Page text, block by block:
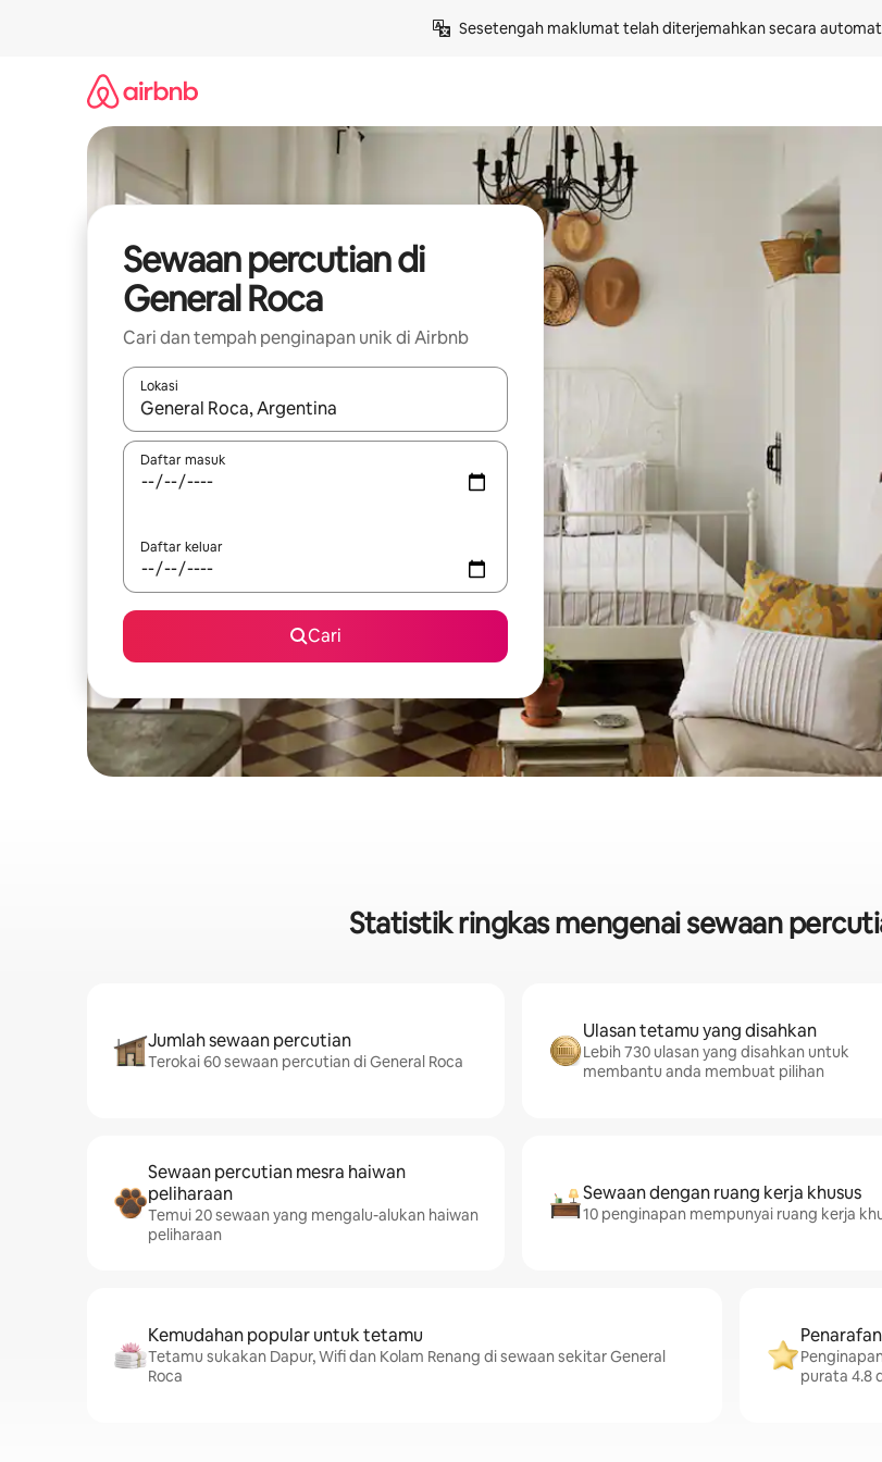
Sesetengah maklumat telah diterjemahkan secara
Sewaan percutian di
General Roca
Cari dan tempah penginapan unik di Airbnb
Lokasi
Apabila hasil tersedia, navigasi dengan kekunci anak panah atas dan bawah atau teroka dengan
Daftar masuk
Daftar keluar
Cari
Statistik ringkas mengenai sewaan
Jumlah sewaan percutian
Terokai 60 sewaan percutian di General Roca
Ulasan tetamu yang disahkan
Lebih 730 ulasan yang disahkan untuk
membantu anda membuat pilihan
Sewaan percutian mesra haiwan
peliharaan
Temui 20 sewaan yang mengalu-alukan haiwan
peliharaan
Sewaan dengan ruang kerja khusus
10 penginapan mempunyai ruang kerja
Kemudahan popular untuk tetamu
Tetamu sukakan Dapur, Wifi dan Kolam Renang di sewaan sekitar General
Roca
purata 4.8